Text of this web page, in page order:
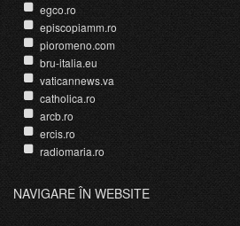
egco.ro
episcopiamm.ro
pioromeno.com
bru-italia.eu
vaticannews.va
catholica.ro
arcb.ro
ercis.ro
radiomaria.ro
NAVIGARE ÎN WEBSITE